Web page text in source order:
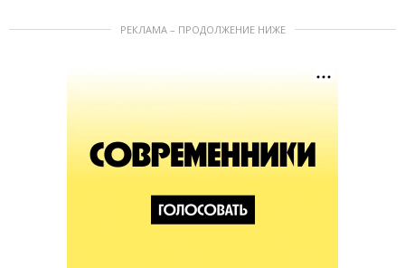
РЕКЛАМА – ПРОДОЛЖЕНИЕ НИЖЕ